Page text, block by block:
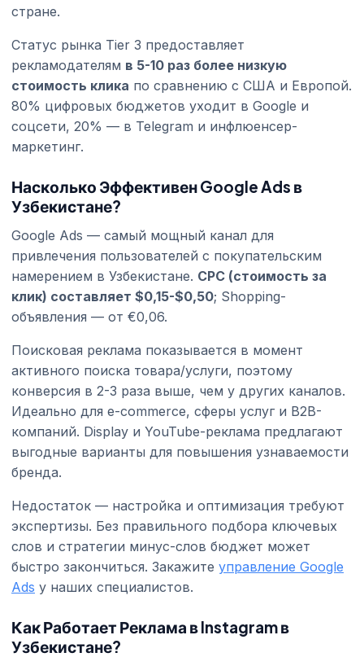
стране.
Статус рынка Tier 3 предоставляет
рекламодателям в 5-10 раз более низкую
стоимость клика по сравнению с США и Европой.
80% цифровых бюджетов уходит в Google и
соцсети, 20% — в Telegram и инфлюенсер-
маркетинг.
Насколько Эффективен Google Ads в
Узбекистане?
Google Ads — самый мощный канал для
привлечения пользователей с покупательским
намерением в Узбекистане. CPC (стоимость за
клик) составляет $0,15-$0,50; Shopping-
объявления — от €0,06.
Поисковая реклама показывается в момент
активного поиска товара/услуги, поэтому
конверсия в 2-3 раза выше, чем у других каналов.
Идеально для e-commerce, сферы услуг и B2B-
компаний. Display и YouTube-реклама предлагают
выгодные варианты для повышения узнаваемости
бренда.
Недостаток — настройка и оптимизация требуют
экспертизы. Без правильного подбора ключевых
слов и стратегии минус-слов бюджет может
быстро закончиться. Закажите управление Google
Ads у наших специалистов.
Как Работает Реклама в Instagram в
Узбекистане?